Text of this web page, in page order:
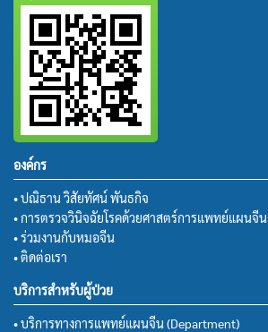
องค์กร
• ปณิธาน วิสัยทัศน์ พันธกิจ
• การตรวจวินิจฉัยโรคด้วยศาสตร์การแพทย์แผนจีน
• ร่วมงานกับหมอจีน
• ติดต่อเรา
บริการสำหรับผู้ป่วย
• บริการทางการแพทย์แผนจีน (Department)